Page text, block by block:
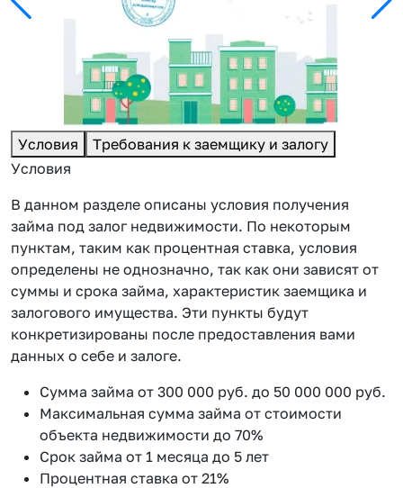
Условия
Требования к заемщику и залогу
Условия
В данном разделе описаны условия получения
займа под залог недвижимости. По некоторым
пунктам, таким как процентная ставка, условия
определены не однозначно, так как они зависят от
суммы и срока займа, характеристик заемщика и
залогового имущества. Эти пункты будут
конкретизированы после предоставления вами
данных о себе и залоге.
Сумма займа от 300 000 руб. до 50 000 000 руб.
Максимальная сумма займа от стоимости
объекта недвижимости до 70%
Срок займа от 1 месяца до 5 лет
Процентная ставка от 21%